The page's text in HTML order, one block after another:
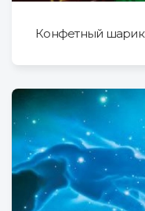
Конфетный шарик